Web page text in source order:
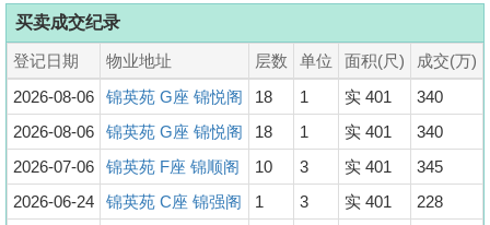
买卖成交纪录
登记日期 物业地址 层数 单位 面积(尺)
成交(万)
2026-08-06
锦英苑 G座 锦悦阁 18 1 实 401
340
2026-08-06
锦英苑 G座 锦悦阁 18 1 实 401
340
2026-07-06
锦英苑 F座 锦顺阁 10 3 实 401
345
2026-06-24
锦英苑 C座 锦强阁 1 3 实 401
228